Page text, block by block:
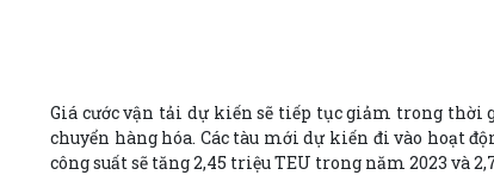
Giá cước vận tải dự kiến sẽ tiếp tục giảm trong
chuyển hàng hóa. Các tàu mới dự kiến đi vào hoạt
công suất sẽ tăng 2,45 triệu TEU trong năm 2023 và